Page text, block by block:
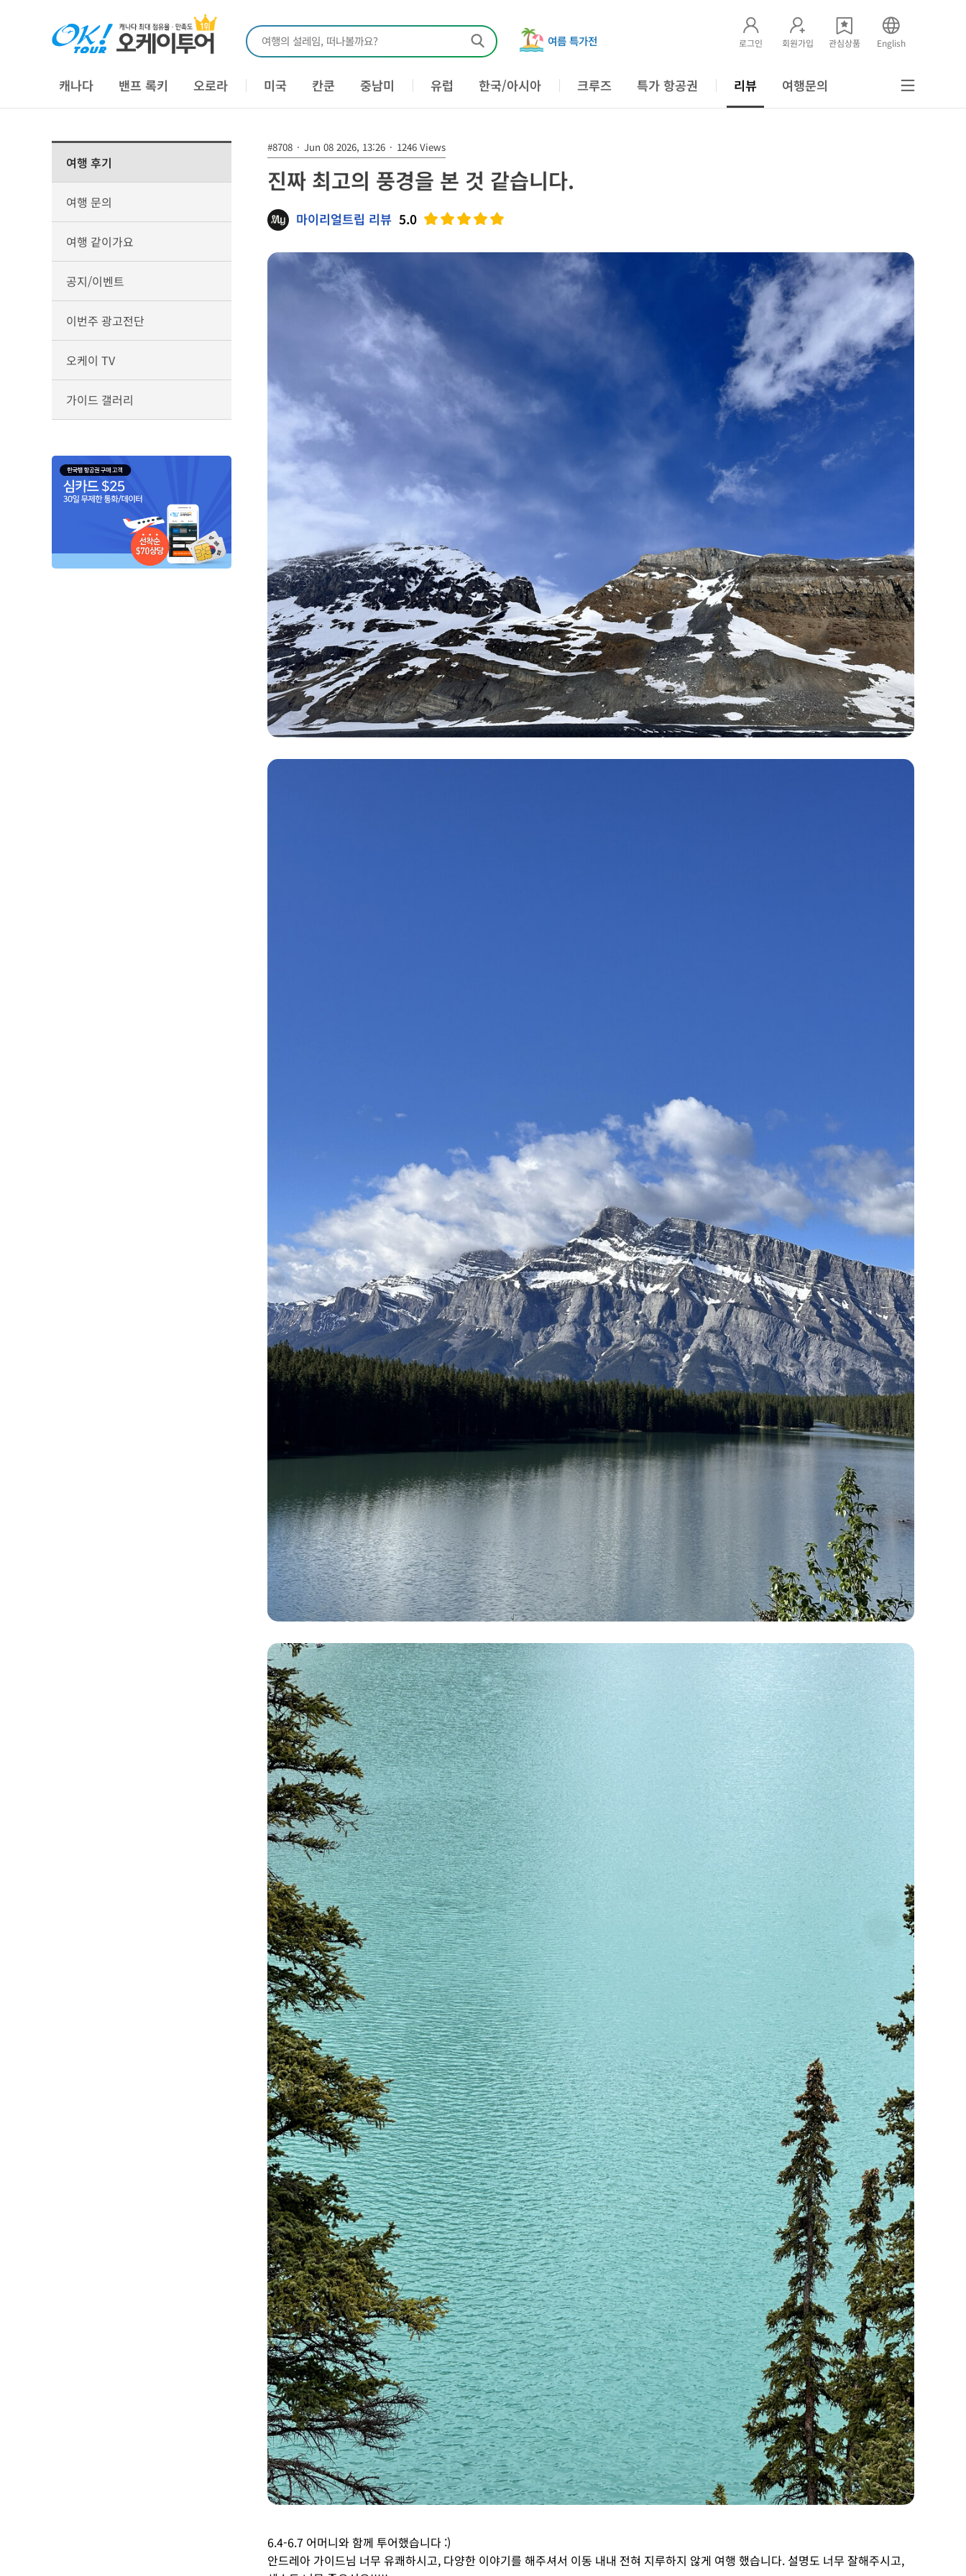
여행의 설레임, 떠나볼까요? 여름 특가전 로그인 회원가입 관심상품 English
캐나다 밴프 록키 오로라 미국 칸쿤 중남미 유럽 한국/아시아 크루즈 특가 항공권 리뷰 여행문의
여행 후기
여행 문의
여행 같이가요
공지/이벤트
이번주 광고전단
오케이 TV
가이드 갤러리
#8708 · Jun 08 2026, 13:26 · 1246 Views
진짜 최고의 풍경을 본 것 같습니다.
마이리얼트립 리뷰 5.0
6.4-6.7 어머니와 함께 투어했습니다 :)
안드레아 가이드님 너무 유쾌하시고, 다양한 이야기를 해주셔서 이동 내내 전혀 지루하지 않게 여행 했습니다. 설명도 너무 잘해주시고,